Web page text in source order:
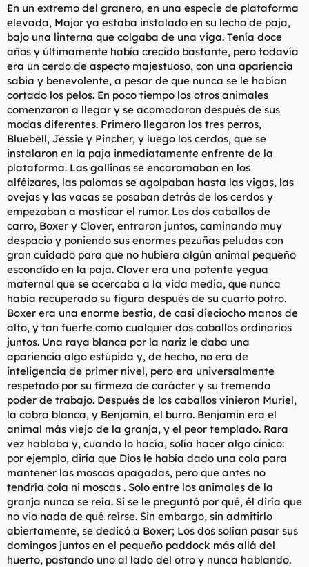
En un extremo del granero, en una especie de plataforma
elevada, Major ya estaba instalado en su lecho de paja,
bajo una linterna que colgaba de una viga. Tenía doce
años y últimamente había crecido bastante, pero todavía
era un cerdo de aspecto majestuoso, con una apariencia
sabia y benevolente, a pesar de que nunca se le habían
cortado los pelos. En poco tiempo los otros animales
comenzaron a llegar y se acomodaron después de sus
modas diferentes. Primero llegaron los tres perros,
Bluebell, Jessie y Pincher, y luego los cerdos, que se
instalaron en la paja inmediatamente enfrente de la
plataforma. Las gallinas se encaramaban en los
alféizares, las palomas se agolpaban hasta las vigas, las
ovejas y las vacas se posaban detrás de los cerdos y
empezaban a masticar el rumor. Los dos caballos de
carro, Boxer y Clover, entraron juntos, caminando muy
despacio y poniendo sus enormes pezuñas peludas con
gran cuidado para que no hubiera algún animal pequeño
escondido en la paja. Clover era una potente yegua
maternal que se acercaba a la vida media, que nunca
había recuperado su figura después de su cuarto potro.
Boxer era una enorme bestia, de casi dieciocho manos de
alto, y tan fuerte como cualquier dos caballos ordinarios
juntos. Una raya blanca por la nariz le daba una
apariencia algo estúpida y, de hecho, no era de
inteligencia de primer nivel, pero era universalmente
respetado por su firmeza de carácter y su tremendo
poder de trabajo. Después de los caballos vinieron Muriel,
la cabra blanca, y Benjamín, el burro. Benjamin era el
animal más viejo de la granja, y el peor templado. Rara
vez hablaba y, cuando lo hacía, solía hacer algo cínico:
por ejemplo, diría que Dios le había dado una cola para
mantener las moscas apagadas, pero que antes no
tendría cola ni moscas . Solo entre los animales de la
granja nunca se reía. Si se le preguntó por qué, él diría que
no vio nada de qué reírse. Sin embargo, sin admitirlo
abiertamente, se dedicó a Boxer; Los dos solían pasar sus
domingos juntos en el pequeño paddock más allá del
huerto, pastando uno al lado del otro y nunca hablando.